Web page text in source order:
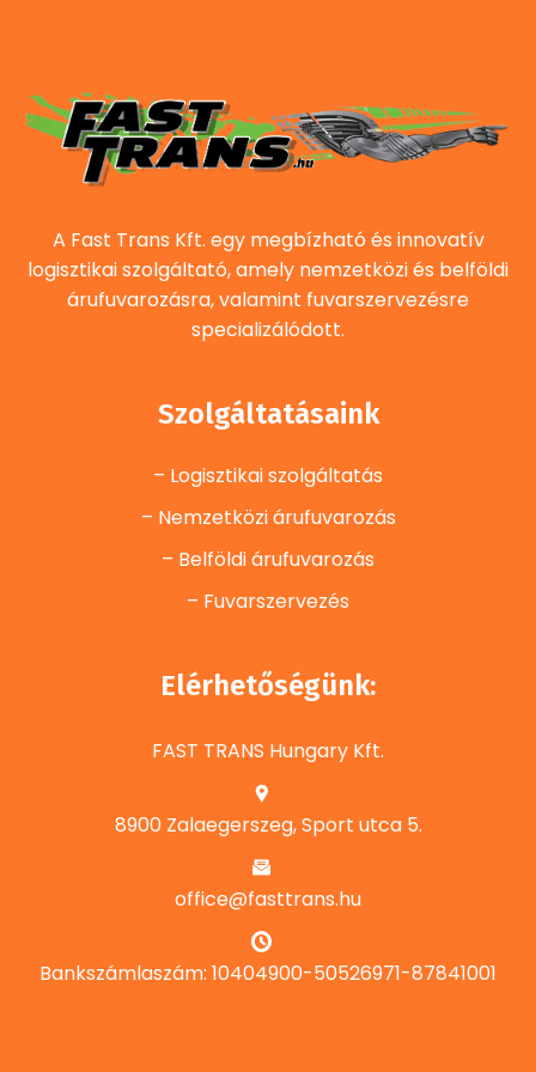
A Fast Trans Kft. egy megbízható és innovatív
logisztikai szolgáltató, amely nemzetközi és belföldi
árufuvarozásra, valamint fuvarszervezésre
specializálódott.
Szolgáltatásaink
– Logisztikai szolgáltatás
– Nemzetközi árufuvarozás
– Belföldi árufuvarozás
– Fuvarszervezés
Elérhetőségünk:
FAST TRANS Hungary Kft.
8900 Zalaegerszeg, Sport utca 5.
office@fasttrans.hu
Bankszámlaszám: 10404900-50526971-87841001